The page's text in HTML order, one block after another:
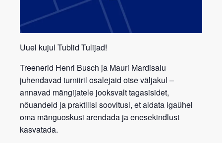
Uuel kujul Tublid Tulijad!
Treenerid Henri Busch ja Mauri Mardisalu
juhendavad turniiril osalejaid otse väljakul –
annavad mängijatele jooksvalttagasisidet,
nõuandeid ja praktilisi soovitusi, et aidata igaühel
oma mänguoskusi arendada ja enesekindlust
kasvatada.